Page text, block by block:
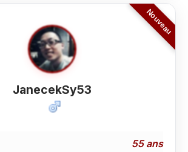
JanecekSy53
55 ans